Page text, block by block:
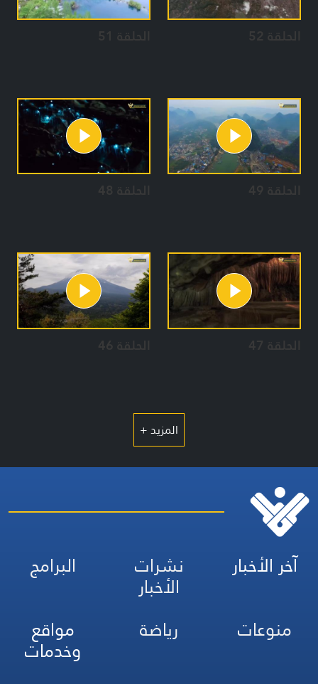
الحلقة 52 الحلقة 51
الحلقة 49 الحلقة 48
الحلقة 47 الحلقة 46
المزيد +
آخر الأخبار نشرات
الأخبار
البرامج
منوعات
رياضة مواقع
وخدمات